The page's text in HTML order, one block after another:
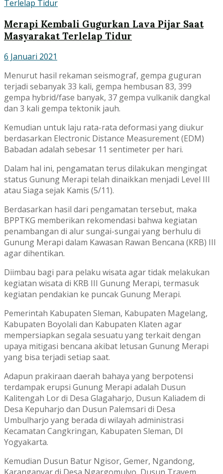
Merapi Kembali Gugurkan Lava Pijar Saat
Masyarakat Terlelap Tidur
6 Januari 2021
Menurut hasil rekaman seismograf, gempa guguran
terjadi sebanyak 33 kali, gempa hembusan 83, 399
gempa hybrid/fase banyak, 37 gempa vulkanik dangkal
dan 3 kali gempa tektonik jauh.
Kemudian untuk laju rata-rata deformasi yang diukur
berdasarkan Electronic Distance Measurement (EDM)
Babadan adalah sebesar 11 sentimeter per hari.
Dalam hal ini, pengamatan terus dilakukan mengingat
status Gunung Merapi telah dinaikkan menjadi Level III
atau Siaga sejak Kamis (5/11).
Berdasarkan hasil dari pengamatan tersebut, maka
BPPTKG memberikan rekomendasi bahwa kegiatan
penambangan di alur sungai-sungai yang berhulu di
Gunung Merapi dalam Kawasan Rawan Bencana (KRB) III
agar dihentikan.
Diimbau bagi para pelaku wisata agar tidak melakukan
kegiatan wisata di KRB III Gunung Merapi, termasuk
kegiatan pendakian ke puncak Gunung Merapi.
Pemerintah Kabupaten Sleman, Kabupaten Magelang,
Kabupaten Boyolali dan Kabupaten Klaten agar
mempersiapkan segala sesuatu yang terkait dengan
upaya mitigasi bencana akibat letusan Gunung Merapi
yang bisa terjadi setiap saat.
Adapun prakiraan daerah bahaya yang berpotensi
terdampak erupsi Gunung Merapi adalah Dusun
Kalitengah Lor di Desa Glagaharjo, Dusun Kaliadem di
Desa Kepuharjo dan Dusun Palemsari di Desa
Umbulharjo yang berada di wilayah administrasi
Kecamatan Cangkringan, Kabupaten Sleman, DI
Yogyakarta.
Kemudian Dusun Batur Ngisor, Gemer, Ngandong,